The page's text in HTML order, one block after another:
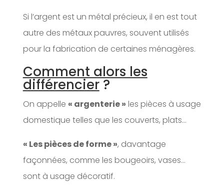
Si l’argent est un métal précieux, il en est tout
autre des métaux pauvres, souvent utilisés
pour la fabrication de certaines ménagères.
Comment alors les
différencier?
On appelle « argenterie » les pièces à usage
domestique telles que les couverts, plats…
« Les pièces de forme », davantage
façonnées, comme les bougeoirs, vases…
sont à usage décoratif.